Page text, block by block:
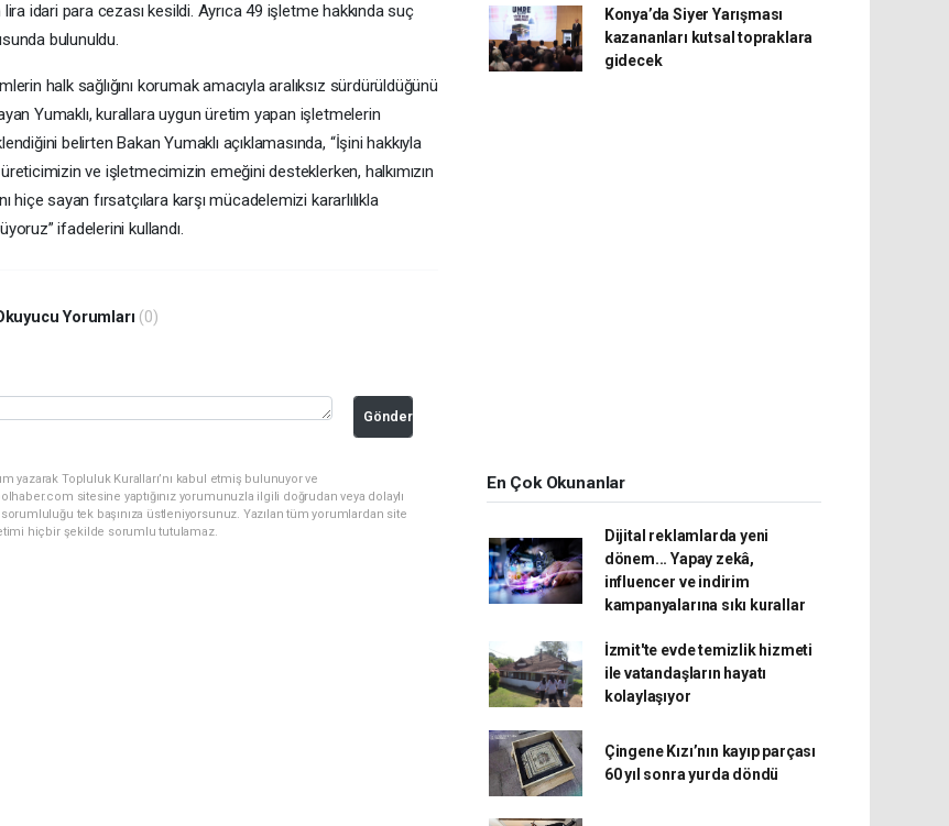
idari para cezası kesildi. Ayrıca 49 işletme hakkında suç
bulunuldu.
halk sağlığını korumak amacıyla aralıksız sürdürüldüğünü
Yumaklı, kurallara uygun üretim yapan işletmelerin
belirten Bakan Yumaklı açıklamasında, “İşini hakkıyla
ve işletmecimizin emeğini desteklerken, halkımızın
hiçe sayan fırsatçılara karşı mücadelemizi kararlılıkla
ifadelerini kullandı.
Yorumları (0)
Gönder
yazarak Topluluk Kuralları’nı kabul etmiş bulunuyor ve
sitesine yaptığınız yorumunuzla ilgili doğrudan veya dolaylı
tek başınıza üstleniyorsunuz. Yazılan tüm yorumlardan site
hiçbir şekilde sorumlu tutulamaz.
Konya’da Siyer Yarışması
kazananları kutsal topraklara
gidecek
En Çok Okunanlar
Dijital reklamlarda yeni
dönem... Yapay zekâ,
influencer ve indirim
kampanyalarına sıkı kurallar
İzmit'te evde temizlik hizmeti
ile vatandaşların hayatı
kolaylaşıyor
Çingene Kızı’nın kayıp parçası
60 yıl sonra yurda döndü